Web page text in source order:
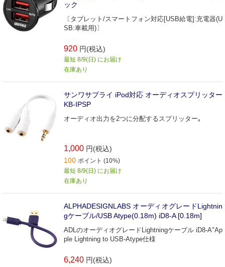
ック
〔タブレット/スマートフォン対応[USB給電]:充電器(U
SB:車載用)〕
920 円(税込)
最短 8/9(日) にお届け
在庫あり
サンワサプライ iPod対応 オーディオスプリッター
KB-IPSP
オーディオ出力を2つに分配するスプリッター｡
1,000 円(税込)
100 ポイント (10%)
最短 8/9(日) にお届け
在庫あり
ALPHADESIGNLABS オーディオグレードLightnin
gケーブル/USB Atype(0.18m) iD8-A [0.18m]
ADLのオーディオグレードLightningケーブル iD8-A"Ap
ple Lightning to USB-Atype仕様
6,240 円(税込)